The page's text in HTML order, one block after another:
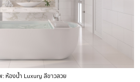
ห้องน้ำ Luxury สีขาวสวย